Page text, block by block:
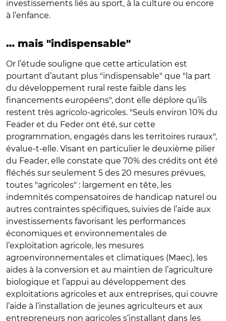
investissements liés au sport, à la culture ou encore
à l’enfance.
… mais "indispensable"
Or l’étude souligne que cette articulation est
pourtant d’autant plus "indispensable" que "la part
du développement rural reste faible dans les
financements européens", dont elle déplore qu’ils
restent très agricolo-agricoles. "Seuls environ 10% du
Feader et du Feder ont été, sur cette
programmation, engagés dans les territoires ruraux",
évalue-t-elle. Visant en particulier le deuxième pilier
du Feader, elle constate que 70% des crédits ont été
fléchés sur seulement 5 des 20 mesures prévues,
toutes "agricoles" : largement en tête, les
indemnités compensatoires de handicap naturel ou
autres contraintes spécifiques, suivies de l’aide aux
investissements favorisant les performances
économiques et environnementales de
l’exploitation agricole, les mesures
agroenvironnementales et climatiques (Maec), les
aides à la conversion et au maintien de l’agriculture
biologique et l’appui au développement des
exploitations agricoles et aux entreprises, qui couvre
l’aide à l’installation de jeunes agriculteurs et aux
entrepreneurs non agricoles s’installant dans les